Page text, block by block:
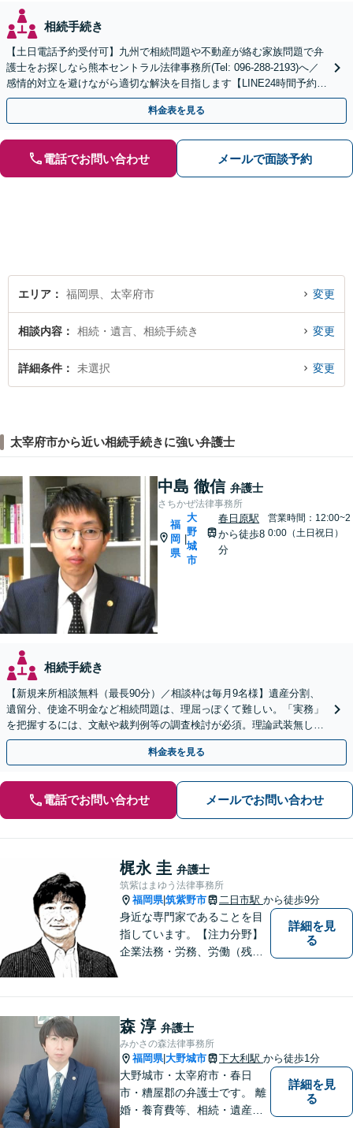
相続手続き
【土日電話予約受付可】九州で相続問題や不動産が絡む家族問題で弁
護士をお探しなら熊本セントラル法律事務所(Tel: 096-288-2193)へ／
感情的対立を避けながら適切な解決を目指します【LINE24時間予約受
付可】【休日・夜間相談可】
料金表を見る
電話でお問い合わせ メールで面談予約
エリア 福岡県、太宰府市 変更
相談内容 相続・遺言、相続手続き 変更
詳細条件 未選択 変更
太宰府市から近い相続手続きに強い弁護士
中島 徹信 弁護士
さちかぜ法律事務所
福
岡
県
|
大
野
城
市
春日原駅
から徒歩8
分
営業時間：12:00~2
0:00（土日祝日）
相続手続き
【新規来所相談無料（最長90分）／相談枠は毎月9名様】遺産分割、
遺留分、使途不明金など相続問題は、理屈っぽくて難しい。「実務」
を把握するには、文献や裁判例等の調査検討が必須。理論武装無しで
は、闘えません。【駐車場有】
料金表を見る
電話でお問い合わせ メールでお問い合わせ
梶永 圭 弁護士
筑紫はまゆう法律事務所
福岡県|筑紫野市 二日市駅 から徒歩9分
身近な専門家であることを目
指しています。【注力分野】
企業法務・労務、労働（残
詳細を見
る
森 淳 弁護士
みかさの森法律事務所
福岡県|大野城市 下大利駅 から徒歩1分
大野城市・太宰府市・春日
市・糟屋郡の弁護士です。 離
婚・養育費等、相続・遺産分
詳細を見
る